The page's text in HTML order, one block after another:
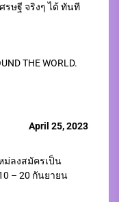
รษฐี จริงๆ ได้ ทันที
THE WORLD.
April 25, 2023
ม่ลงสมัครเป็น
– 20 กันยายน